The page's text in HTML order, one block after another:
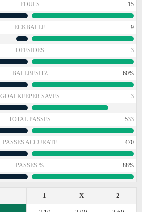
FOULS 15
ECKBÄLLE 9
OFFSIDES 3
BALLBESITZ 60%
GOALKEEPER SAVES 3
TOTAL PASSES 533
PASSES ACCURATE 470
PASSES % 88%
2
X
1